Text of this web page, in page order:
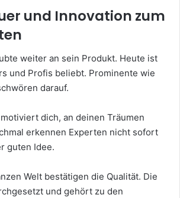
und Innovation zum
weiter an sein Produkt. Heute ist
und Profis beliebt. Prominente wie
darauf.
dich, an deinen Träumen
erkennen Experten nicht sofort
guten Idee.
Welt bestätigen die Qualität. Die
und gehört zu den